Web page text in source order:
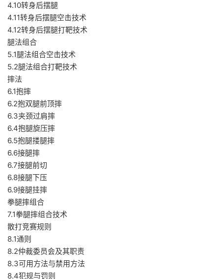
4.10转身后摆腿
4.11转身后摆腿空击技术
4.12转身后摆腿打靶技术
腿法组合
5.1腿法组合空击技术
5.2腿法组合打靶技术
摔法
6.1抱摔
6.2抱双腿前顶摔
6.3夹颈过肩摔
6.4抱腿旋压摔
6.5抱腿搂腿摔
6.6接腿摔
6.7接腿前切
6.8接腿下压
6.9接腿挂摔
拳腿摔组合
7.1拳腿摔组合技术
散打竞赛规则
8.1通则
8.2仲裁委员会及其职责
8.3可用方法与禁用方法
8.4犯规与罚则